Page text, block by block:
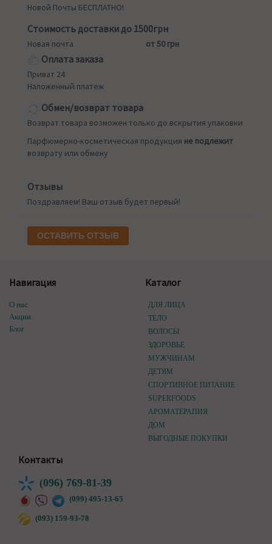
Новой Почты БЕСПЛАТНО!
Стоимость доставки до 1500грн
Новая почта от 50 грн
Оплата заказа
Приват 24
Наложенный платеж
Обмен/возврат товара
Возврат товара возможен только до вскрытия упаковки
Парфюмерно-косметическая продукция не подлежит
возврату или обмену
Отзывы
Поздравляем! Ваш отзыв будет первый!
ОСТАВИТЬ ОТЗЫВ
Навигация
О нас
Акции
Блог
Каталог
ДЛЯ ЛИЦА
ТЕЛО
ВОЛОСЫ
ЗДОРОВЬЕ
МУЖЧИНАМ
ДЕТЯМ
СПОРТИВНОЕ ПИТАНИЕ
SUPERFOODS
АРОМАТЕРАПИЯ
ДОМ
ВЫГОДНЫЕ ПОКУПКИ
Контакты
(096) 769-81-39
(099) 495-13-65
(093) 159-93-78